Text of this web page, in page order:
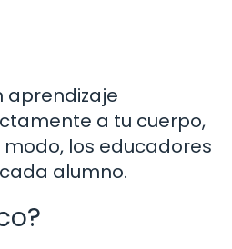
aprendizaje
a tu cuerpo,
los educadores
alumno.